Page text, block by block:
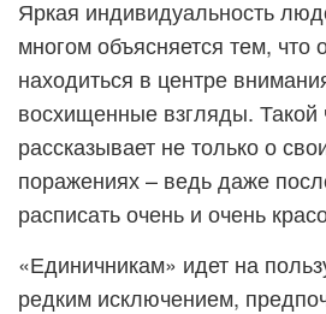
Яркая индивидуальность
многом объясняется тем, что
находиться в центре
восхищенные взгляды. Такой
рассказывает не только о
поражениях – ведь даже
расписать очень и очень
«Единичникам» идет на
редким исключением,